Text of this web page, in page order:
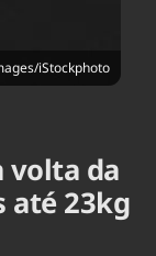
iStockphoto
volta da
até 23kg